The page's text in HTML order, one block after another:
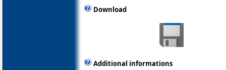
Download
Additional informations